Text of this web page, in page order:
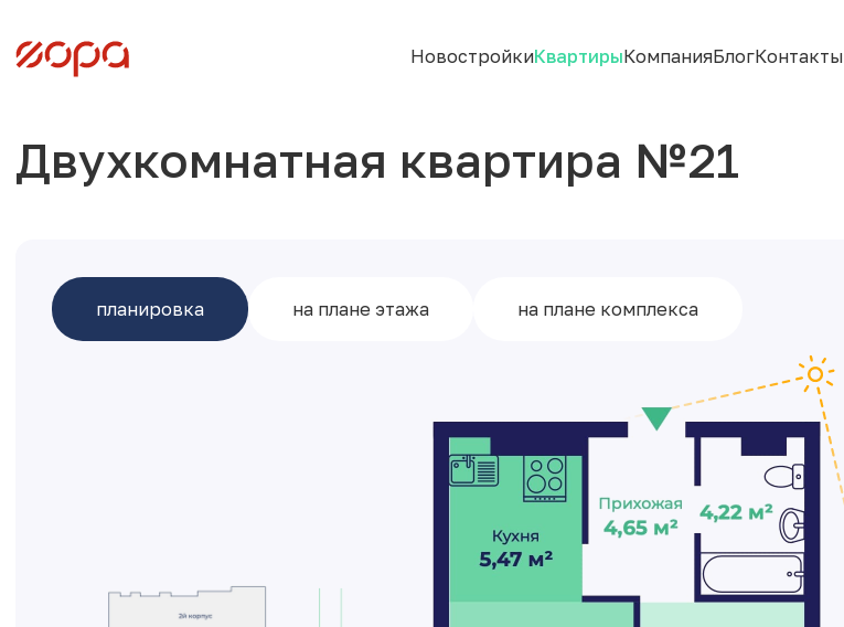
НовостройкиКвартирыКомпанияБлогКонтакты
Двухкомнатная квартира №21
планировка на плане этажа на плане комплекса